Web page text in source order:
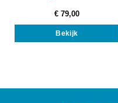
€ 79,00
Bekijk